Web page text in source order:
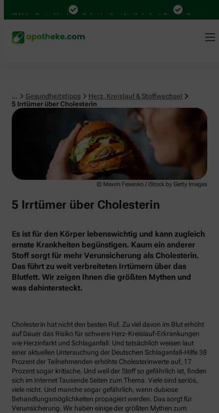
Mal in Deutschland Online bei Ihrer Apotheke bestellen Bequem
... Gesundheitstipps
Herz, Kreislauf & Stoffwechsel
5 Irrtümer über Cholesterin
Herz, Kreislauf & Stoffwechsel
© Maxim Fesenko / iStock by Getty Images
5 Irrtümer über Cholesterin
Es ist für den Körper lebenswichtig und kann zugleich
ernste Krankheiten begünstigen. Kaum ein anderer
Stoff sorgt für mehr Verunsicherung als Cholesterin.
Das führt zu weit verbreiteten Irrtümern über das
Blutfett. Wir zeigen Ihnen die größten Mythen und
was dahintersteckt.
Cholesterin hat nicht den besten Ruf. Zu viel davon im Blut erhöht
auf Dauer das Risiko für schwere Herz-Kreislauf-Erkrankungen
wie Herzinfarkt und Schlaganfall. Und tatsächlich weisen laut
einer aktuellen Untersuchung der Deutschen Schlaganfall-Hilfe 38
Prozent der Teilnehmenden erhöhte Cholesterinwerte auf, 17
Prozent sogar kritische. Und weil der Stoff so gefährlich ist, finden
sich im Internet Tausende Seiten zum Thema. Viele sind seriös,
viele nicht. Und manche sogar gefährlich, wenn dubiose
Behandlungsmöglichkeiten propagiert werden. Das sorgt für
Verunsicherung. Wir haben einige der größten Mythen zum